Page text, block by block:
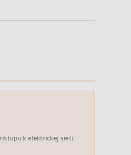
k elektrickej sieti.